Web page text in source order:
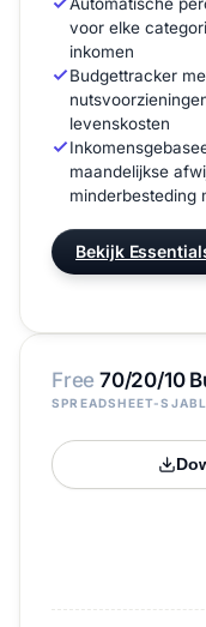
Free 70/20/10
SPREADSHEET-
Automatische
voor elke
inkomen
Budgettracker
levenskosten
maandelijkse
minderbesteding
Bekijk